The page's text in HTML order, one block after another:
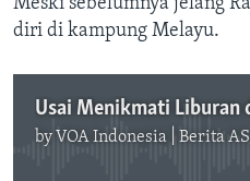
Meski sebelumnya jelang
diri di kampung Melayu.
by VOA Indonesia | Berita AS, Dunia,
No media